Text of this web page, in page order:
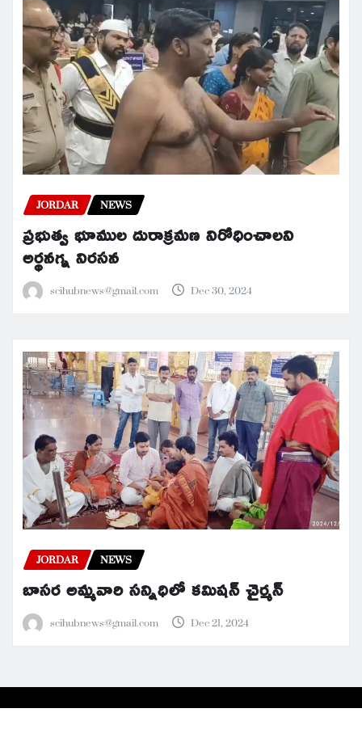
JORDAR NEWS
ప్రభుత్వ భూముల దురాక్రమణ నిరోధించాలని
అర్థనగ్న నిరసన
scihubnews@gmail.com Dec 30, 2024
JORDAR NEWS
బాసర అమ్మవారి సన్నిధిలో కమిషన్ చైర్మన్
scihubnews@gmail.com Dec 21, 2024